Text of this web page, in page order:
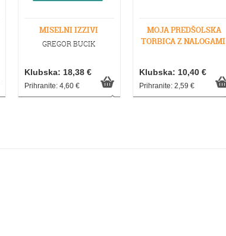
MISELNI IZZIVI
GREGOR BUCIK
Klubska: 18,38 €
Prihranite: 4,60 €
MOJA PREDŠOLSKA
TORBICA Z NALOGAMI
Klubska: 10,40 €
Prihranite: 2,59 €